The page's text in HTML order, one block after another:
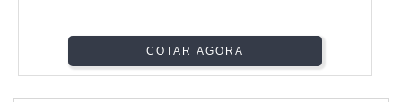
COTAR AGORA